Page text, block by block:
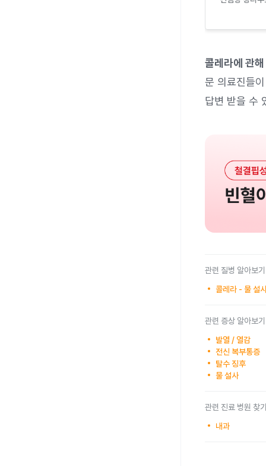
콜레라에 관
문 의료진들
답변 받을 수
관련 질병 알아보기
콜레라 - 물 설
관련 증상 알아보기
발열 / 열감
전신 복부통증
탈수 징후
물 설사
관련 진료 병원 찾
내과